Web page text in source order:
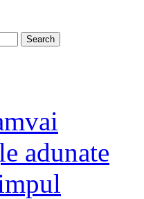
adunate